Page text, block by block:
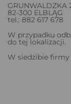
GRUNWALDZKA
82-300 ELBLĄG
tel.: 882 617 678
W przypadku
do tej lokalizacji.
W siedzibie firmy